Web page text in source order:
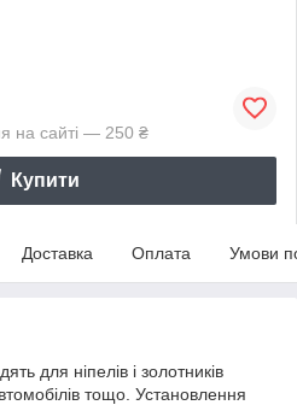
на сайті — 250 ₴
Купити
Доставка Оплата Умови
для ніпелів і золотників
тощо. Установлення